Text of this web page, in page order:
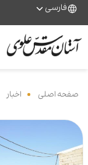
فارسی
صفحه اصلی اخبار